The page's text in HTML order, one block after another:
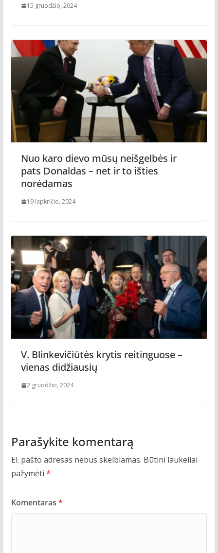
15 gruodžio, 2024
Nuo karo dievo mūsų neišgelbės ir
pats Donaldas – net ir to išties
norėdamas
19 lapkričio, 2024
V. Blinkevičiūtės krytis reitinguose –
vienas didžiausių
2 gruodžio, 2024
Parašykite komentarą
El. pašto adresas nebus skelbiamas. Būtini laukeliai
pažymėti *
Komentaras *